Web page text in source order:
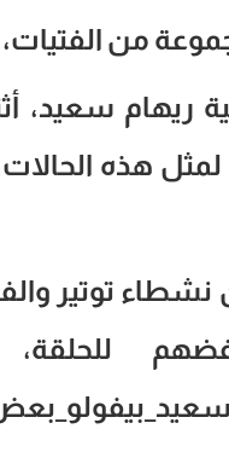
من
ريهام سعيد،
هذه
نشطاء توتير